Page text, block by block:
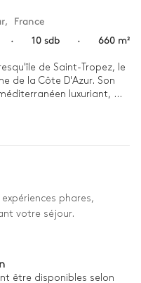
, France
· 10 sdb · 660 m²
de Saint-Tropez, le
de la Côte D'Azur. Son
luxuriant,
détails soigneusement
midi, préparez un repas
dans le pool house.
avec un bon livre, bercé
phares,
votre séjour.
être disponibles selon